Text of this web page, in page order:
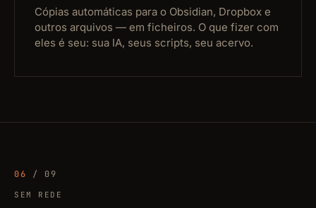
Cópias automáticas para o Obsidian, Dropbox e
outros arquivos — em ficheiros. O que fizer com
eles é seu: sua IA, seus scripts, seu acervo.
06 / 09
SEM REDE